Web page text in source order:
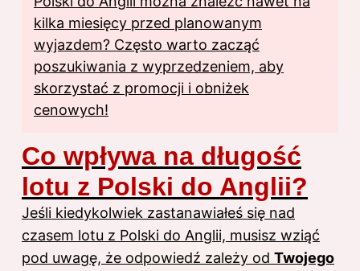
kilka miesięcy przed planowanym
wyjazdem? Często warto zacząć
poszukiwania z wyprzedzeniem, aby
skorzystać z promocji i obniżek
cenowych!
Co wpływa na długość
lotu z Polski do Anglii?
Jeśli kiedykolwiek zastanawiałeś się nad
czasem lotu z Polski do Anglii, musisz wziąć
pod uwagę, że odpowiedź zależy od Twojego